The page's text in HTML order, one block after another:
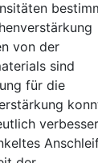
von der
sind
für die